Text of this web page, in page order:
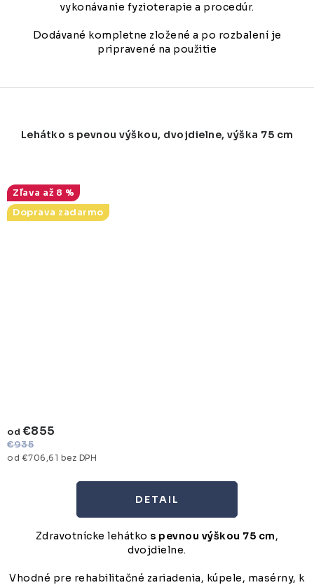
vykonávanie fyzioterapie a procedúr.
Dodávané kompletne zložené a po rozbalení je
pripravené na použitie
Lehátko s pevnou výškou, dvojdielne, výška 75 cm
až 8 %
Doprava zadarmo
od €706,61 bez DPH
od €855
€935
DETAIL
Zdravotnícke lehátko s pevnou výškou 75 cm,
dvojdielne.
Vhodné pre rehabilitačné zariadenia, kúpele, masérny, k